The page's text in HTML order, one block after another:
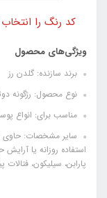
کد رنگ را
ویژگی‌های محصول
برند سازنده: گلدن رز
نوع محصول: رژگونه
مناسب برای: انواع
استفاده روزانه یا
پارابن، سیلیکون،